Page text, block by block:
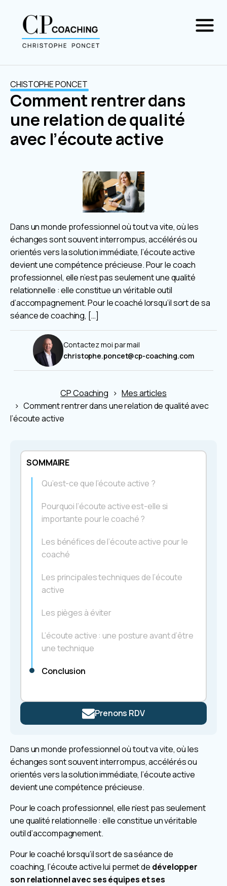
CHISTOPHE PONCET
Comment rentrer dans
une relation de qualité
avec l’écoute active
Dans un monde professionnel où tout va vite, où les
échanges sont souvent interrompus, accélérés ou
orientés vers la solution immédiate, l’écoute active
devient une compétence précieuse. Pour le coach
professionnel, elle n’est pas seulement une qualité
relationnelle : elle constitue un véritable outil
d’accompagnement. Pour le coaché lorsqu’il sort de sa
séance de coaching, […]
Contactez moi par mail
christophe.poncet@cp-coaching.com
CP Coaching
Mes articles
Comment rentrer dans une relation de qualité avec
l’écoute active
Dans un monde professionnel où tout va vite, où les
échanges sont souvent interrompus, accélérés ou
orientés vers la solution immédiate, l’écoute active
devient une compétence précieuse.
Pour le coach professionnel, elle n’est pas seulement
une qualité relationnelle : elle constitue un véritable
outil d’accompagnement.
Pour le coaché lorsqu’il sort de sa séance de
coaching, l’écoute active lui permet de développer
son relationnel avec ses équipes et ses
SOMMAIRE
Qu’est-ce que l’écoute active ?
Pourquoi l’écoute active est-elle si
importante pour le coaché ?
Les bénéfices de l’écoute active pour le
coaché
Les principales techniques de l’écoute
active
Les pièges à éviter
L’écoute active : une posture avant d’être
une technique
Conclusion
Prenons RDV